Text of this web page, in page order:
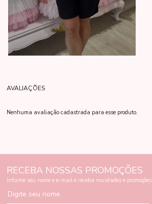
Nenhuma avaliação cadastrada para esse produto.
RECEBA NOSSAS PROMOÇÕES
Informe seu nome e e-mail e receba novidades e promoções
Digite seu nome